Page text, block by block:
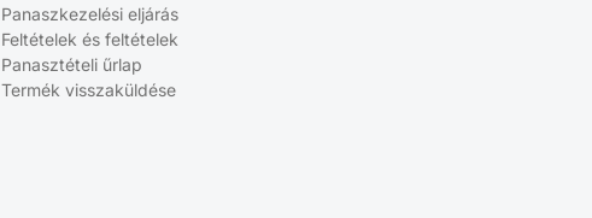
Panaszkezelési eljárás
Feltételek és feltételek
Panasztételi űrlap
Termék visszaküldése